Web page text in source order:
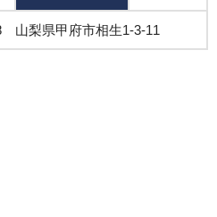
山梨県甲府市相生1-3-11